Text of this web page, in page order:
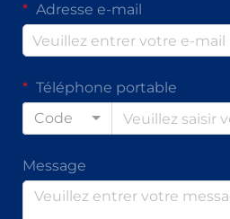
Adresse e-mail
Téléphone portable
Code
Message